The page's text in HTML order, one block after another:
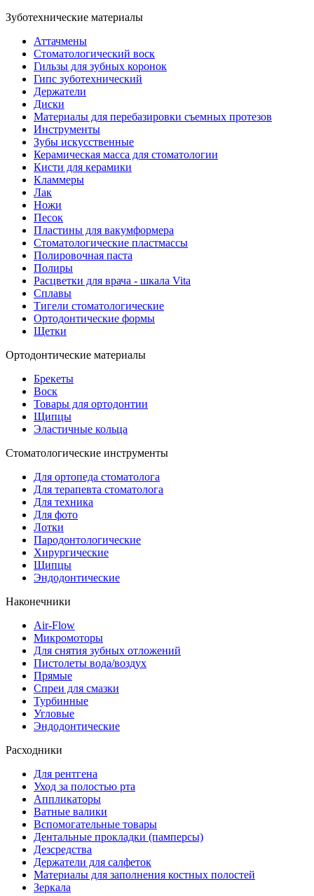
Зуботехнические материалы
Аттачмены
Стоматологический воск
Гильзы для зубных коронок
Гипс зуботехнический
Держатели
Диски
Материалы для перебазировки съемных протезов
Инструменты
Зубы искусственные
Керамическая масса для стоматологии
Кисти для керамики
Кламмеры
Лак
Ножи
Песок
Пластины для вакумформера
Стоматологические пластмассы
Полировочная паста
Полиры
Расцветки для врача - шкала Vita
Сплавы
Тигели стоматологические
Ортодонтические формы
Щетки
Ортодонтические материалы
Брекеты
Воск
Товары для ортодонтии
Щипцы
Эластичные кольца
Стоматологические инструменты
Для ортопеда стоматолога
Для терапевта стоматолога
Для техника
Для фото
Лотки
Пародонтологические
Хирургические
Щипцы
Эндодонтические
Наконечники
Air-Flow
Микромоторы
Для снятия зубных отложений
Пистолеты вода/воздух
Прямые
Спреи для смазки
Турбинные
Угловые
Эндодонтические
Расходники
Для рентгена
Уход за полостью рта
Аппликаторы
Ватные валики
Вспомогательные товары
Дентальные прокладки (памперсы)
Дезсредства
Держатели для салфеток
Материалы для заполнения костных полостей
Зеркала